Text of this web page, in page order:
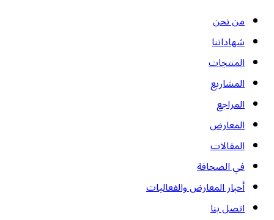
من نحن
شهاداتنا
المنتجات
المشاريع
المراجع
المعارض
المقالات
في الصحافة
أخبار المعارض والفعاليات
اتصل بنا